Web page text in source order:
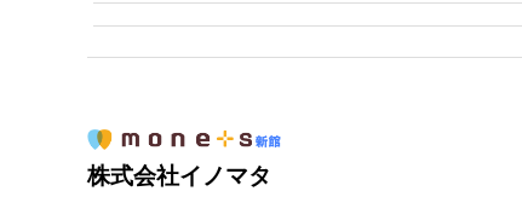
株式会社イノマタ